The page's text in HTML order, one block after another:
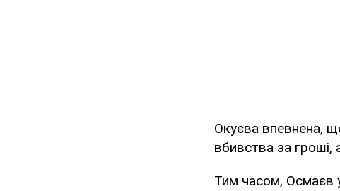
Окуєва впевнена,
вбивства за гроші,
Тим часом, Осмаєв